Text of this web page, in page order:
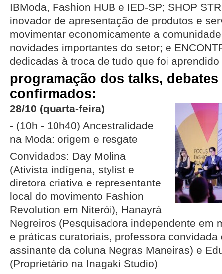
IBModa, Fashion HUB e IED-SP; SHOP
inovador de apresentação de produtos e
movimentar economicamente a
novidades importantes do setor; e
dedicadas à troca de tudo que foi
programação dos talks,
confirmados:
28/10 (quarta-feira)
- (10h - 10h40) Ancestralidade
na Moda: origem e resgate
Convidados: Day Molina
(Ativista indígena, stylist e
diretora criativa e representante
local do movimento Fashion
Revolution em Niterói), Hanayrá
Negreiros (Pesquisadora independente em
e práticas curatoriais, professora convidada
assinante da coluna Negras Maneiras) e
(Proprietário na Inagaki Studio)